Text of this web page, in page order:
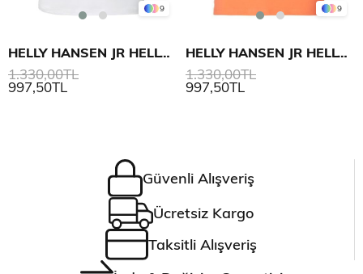
9
HELLY HANSEN JR HELLY HANSEN LOGO T-SHIRT
997,50TL
1.330,00TL
9
HELLY HANSEN JR HELLY HANSEN LOGO T-SHIRT
997,50TL
1.330,00TL
Güvenli Alışveriş
Ücretsiz Kargo
Taksitli Alışveriş